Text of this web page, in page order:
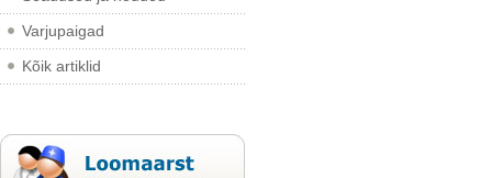
Varjupaigad
Kõik artiklid